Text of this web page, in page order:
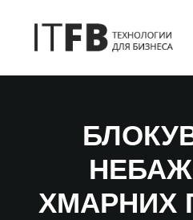
АДМІНІСТРУВАННЯ
БЛОГ
ХМАРНИХ